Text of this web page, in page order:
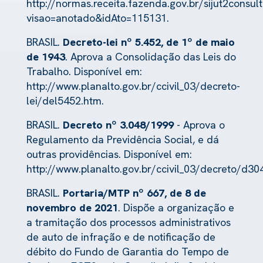
http://normas.receita.fazenda.gov.br/
visao=anotado&idAto=115131.
BRASIL. Decreto-lei nº 5.452, de 1º de maio
de 1943. Aprova a Consolidação das Leis do
Trabalho. Disponível em:
http://www.planalto.gov.br/ccivil_03/decreto-
lei/del5452.htm.
BRASIL. Decreto nº 3.048/1999- Aprova o
Regulamento da Previdência Social, e dá
outras providências. Disponível em:
http://www.planalto.gov.br/ccivil_03/decreto/
BRASIL. Portaria/MTP nº 667, de 8 de
novembro de 2021. Dispõe a organização e
a tramitação dos processos administrativos
de auto de infração e de notificação de
débito do Fundo de Garantia do Tempo de